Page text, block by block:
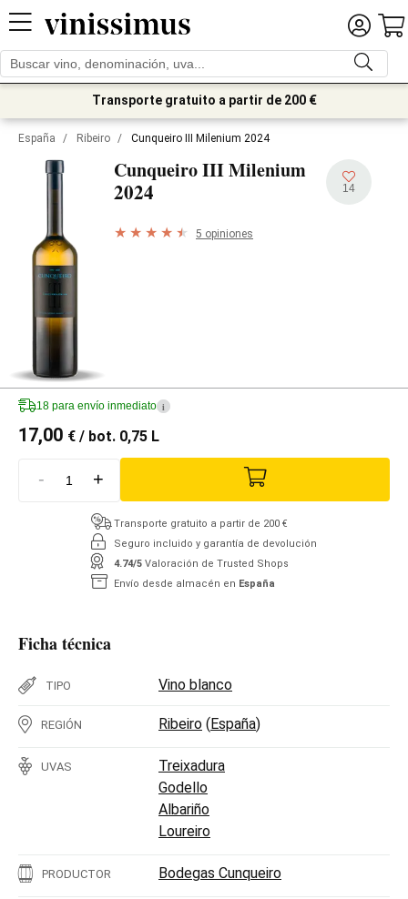
Transporte gratuito a partir de 200 €
España / Ribeiro / Cunqueiro III Milenium 2024
Cunqueiro III Milenium
2024 14
5 opiniones
18 para envío inmediato i
17,00 € / bot. 0,75 L
- +
Transporte gratuito a partir de 200 €
Seguro incluido y garantía de devolución
4.74/5 Valoración de Trusted Shops
Envío desde almacén en España
Ficha técnica
TIPO Vino blanco
REGIÓN Ribeiro (España)
UVAS
Treixadura
Godello
Albariño
Loureiro
PRODUCTOR Bodegas Cunqueiro